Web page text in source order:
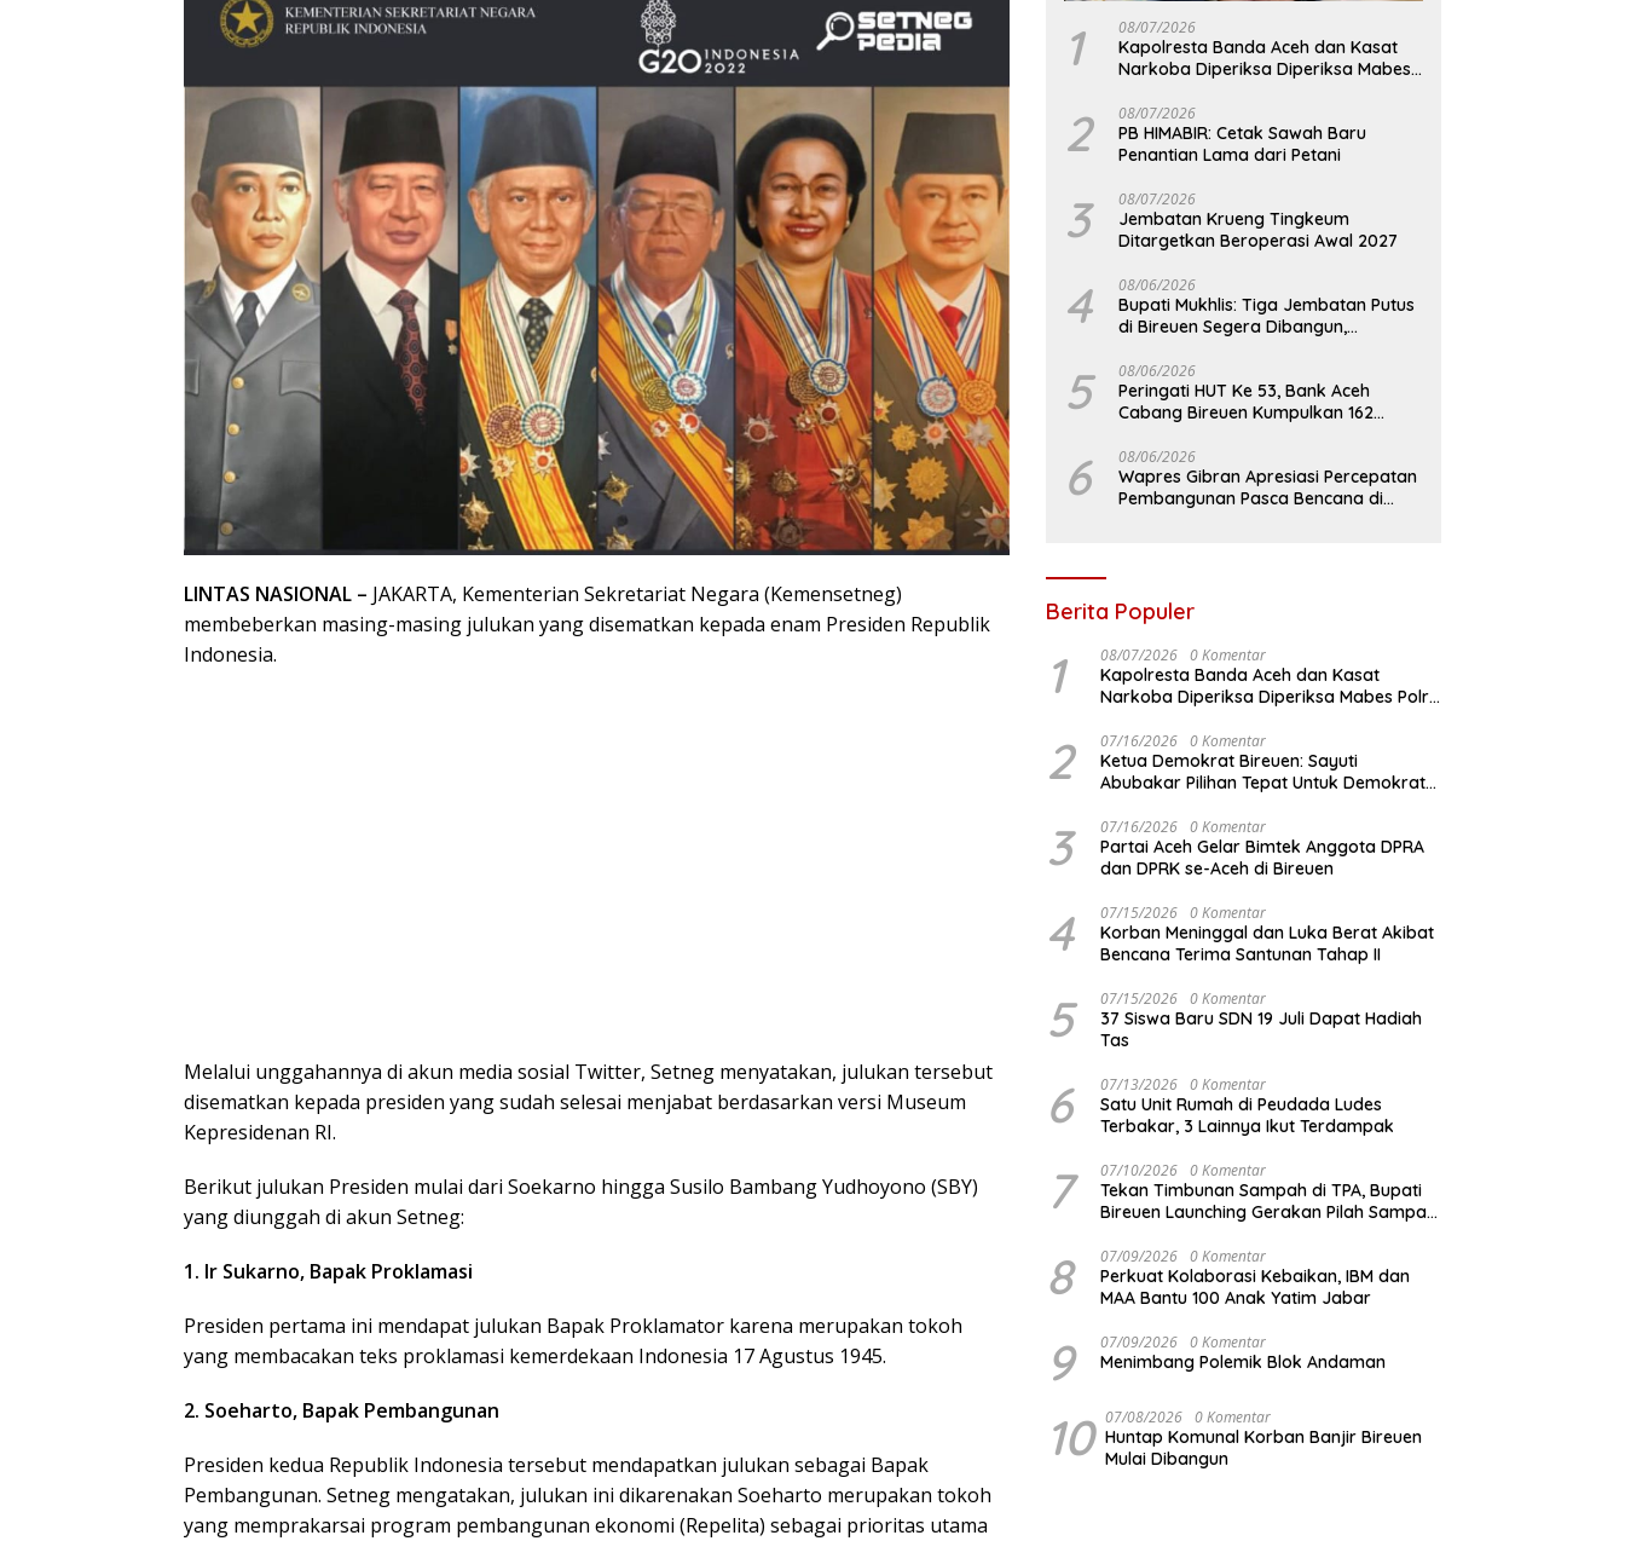
LINTAS NASIONAL – JAKARTA, Kementerian Sekretariat Negara (Kemensetneg)
membeberkan masing-masing julukan yang disematkan kepada enam Presiden Republik
Indonesia.
Melalui unggahannya di akun media sosial Twitter, Setneg menyatakan, julukan tersebut
disematkan kepada presiden yang sudah selesai menjabat berdasarkan versi Museum
Kepresidenan RI.
Berikut julukan Presiden mulai dari Soekarno hingga Susilo Bambang Yudhoyono (SBY)
yang diunggah di akun Setneg:
1. Ir Sukarno, Bapak Proklamasi
Presiden pertama ini mendapat julukan Bapak Proklamator karena merupakan tokoh
yang membacakan teks proklamasi kemerdekaan Indonesia 17 Agustus 1945.
2. Soeharto, Bapak Pembangunan
Presiden kedua Republik Indonesia tersebut mendapatkan julukan sebagai Bapak
Pembangunan. Setneg mengatakan, julukan ini dikarenakan Soeharto merupakan tokoh
yang memprakarsai program pembangunan ekonomi (Repelita) sebagai prioritas utama
1 08/07/2026
Kapolresta Banda Aceh dan Kasat
Narkoba Diperiksa Diperiksa Mabes
2 08/07/2026
PB HIMABIR: Cetak Sawah Baru
Penantian Lama dari Petani
3 08/07/2026
Jembatan Krueng Tingkeum
Ditargetkan Beroperasi Awal 2027
4 08/06/2026
Bupati Mukhlis: Tiga Jembatan Putus
di Bireuen Segera Dibangun,
5 08/06/2026
Peringati HUT Ke 53, Bank Aceh
Cabang Bireuen Kumpulkan 162
6 08/06/2026
Wapres Gibran Apresiasi Percepatan
Pembangunan Pasca Bencana di
Berita Populer
1 08/07/2026 0 Komentar
Kapolresta Banda Aceh dan Kasat
Narkoba Diperiksa Diperiksa Mabes Polri,
2 07/16/2026 0 Komentar
Ketua Demokrat Bireuen: Sayuti
Abubakar Pilihan Tepat Untuk Demokrat
3 07/16/2026 0 Komentar
Partai Aceh Gelar Bimtek Anggota DPRA
dan DPRK se-Aceh di Bireuen
4 07/15/2026 0 Komentar
Korban Meninggal dan Luka Berat Akibat
Bencana Terima Santunan Tahap II
5 07/15/2026 0 Komentar
37 Siswa Baru SDN 19 Juli Dapat Hadiah
Tas
6 07/13/2026 0 Komentar
Satu Unit Rumah di Peudada Ludes
Terbakar, 3 Lainnya Ikut Terdampak
7 07/10/2026 0 Komentar
Tekan Timbunan Sampah di TPA, Bupati
Bireuen Launching Gerakan Pilah Sampah
8 07/09/2026 0 Komentar
Perkuat Kolaborasi Kebaikan, IBM dan
MAA Bantu 100 Anak Yatim Jabar
9 07/09/2026 0 Komentar
Menimbang Polemik Blok Andaman
10 07/08/2026 0 Komentar
Huntap Komunal Korban Banjir Bireuen
Mulai Dibangun